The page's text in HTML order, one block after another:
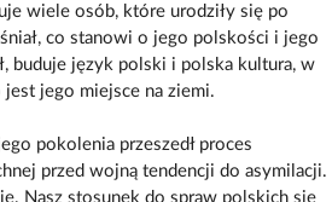
wiele osób, które urodziły się po
co stanowi o jego polskości i jego
buduje język polski i polska kultura, w
jest jego miejsce na ziemi.
pokolenia przeszedł proces
przed wojną tendencji do asymilacji.
Nasz stosunek do spraw polskich się